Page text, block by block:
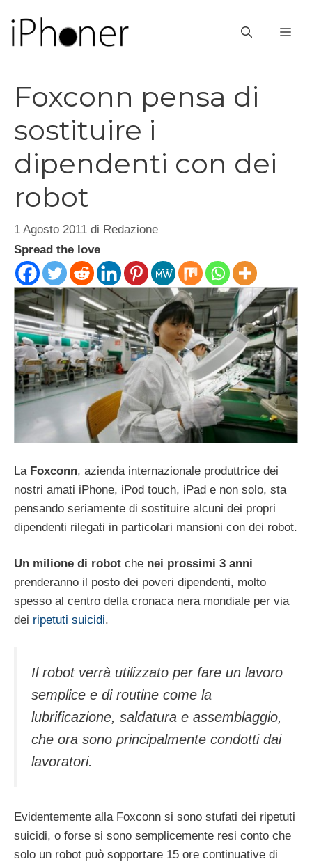
contenuto
Foxconn pensa di
sostituire i
dipendenti con dei
robot
1 Agosto 2011 di Redazione
Spread the love
La Foxconn, azienda internazionale produttrice dei
nostri amati iPhone, iPod touch, iPad e non solo, sta
pensando seriamente di sostituire alcuni dei propri
dipendenti rilegati in particolari mansioni con dei robot.
Un milione di robot che nei prossimi 3 anni
prenderanno il posto dei poveri dipendenti, molto
spesso al centro della cronaca nera mondiale per via
dei ripetuti suicidi.
Il robot verrà utilizzato per fare un lavoro
semplice e di routine come la
lubrificazione, saldatura e assemblaggio,
che ora sono principalmente condotti dai
lavoratori.
Evidentemente alla Foxconn si sono stufati dei ripetuti
suicidi, o forse si sono semplicemente resi conto che
solo un robot può sopportare 15 ore continuative di